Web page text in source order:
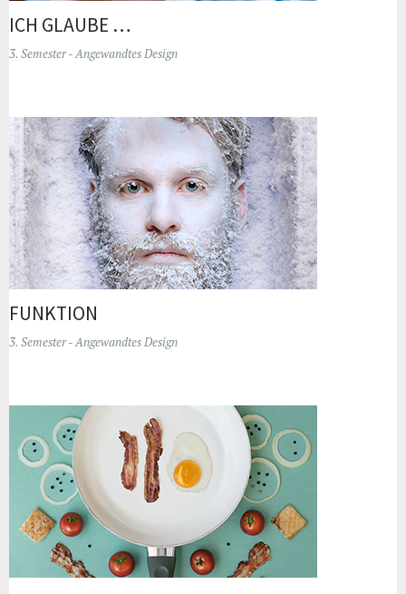
ICH GLAUBE …
3. Semester - Angewandtes Design
FUNKTION
3. Semester - Angewandtes Design